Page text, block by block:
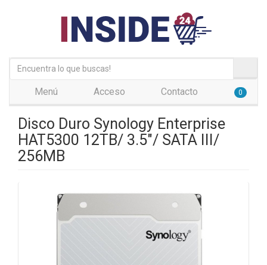
Menú Acceso Contacto 0
Disco Duro Synology Enterprise
HAT5300 12TB/ 3.5"/ SATA III/
256MB